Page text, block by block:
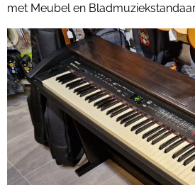
met Meubel en